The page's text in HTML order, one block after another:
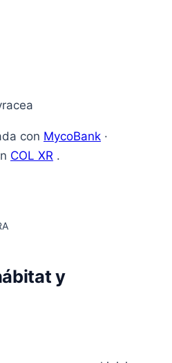
con MycoBank ·
COL XR .
y